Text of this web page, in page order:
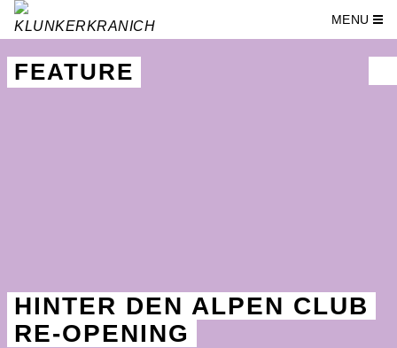
Skip
to
content
MENU
FEATURE
HINTER DEN ALPEN CLUB
RE-OPENING